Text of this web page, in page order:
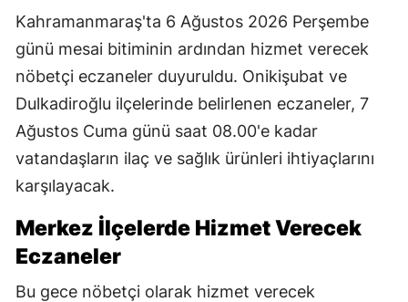
Kahramanmaraş'ta 6 Ağustos 2026 Perşembe
günü mesai bitiminin ardından hizmet verecek
nöbetçi eczaneler duyuruldu. Onikişubat ve
Dulkadiroğlu ilçelerinde belirlenen eczaneler, 7
Ağustos Cuma günü saat 08.00'e kadar
vatandaşların ilaç ve sağlık ürünleri ihtiyaçlarını
karşılayacak.
Merkez İlçelerde Hizmet Verecek
Eczaneler
Bu gece nöbetçi olarak hizmet verecek